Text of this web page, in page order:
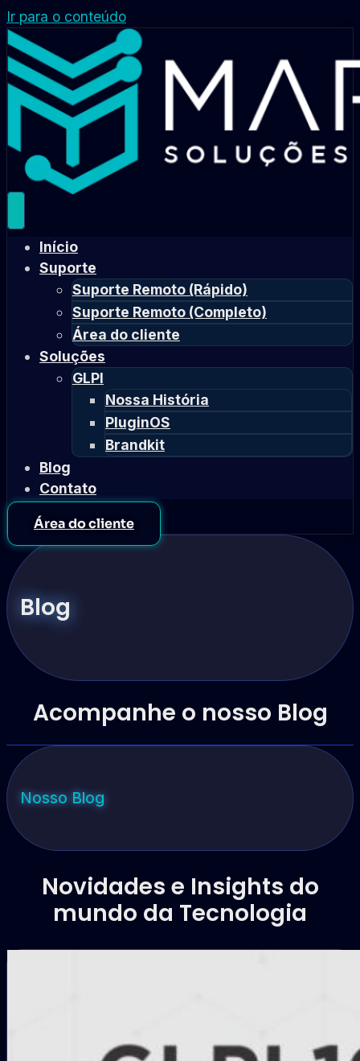
Ir para o conteúdo
Início
Suporte
Suporte Remoto (Rápido)
Suporte Remoto (Completo)
Área do cliente
Soluções
GLPI
Nossa História
PluginOS
Brandkit
Blog
Contato
Área do cliente
Blog
Acompanhe o nosso Blog
Nosso Blog
Novidades e Insights do
mundo da Tecnologia